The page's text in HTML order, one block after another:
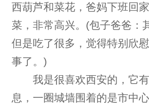
西葫芦和菜花，爸妈下班回
菜，非常高兴。(包子爸爸：
但是吃了很多，觉得特别欣
事了。)
我是很喜欢西安的，它有
息，一圈城墙围着的是市中